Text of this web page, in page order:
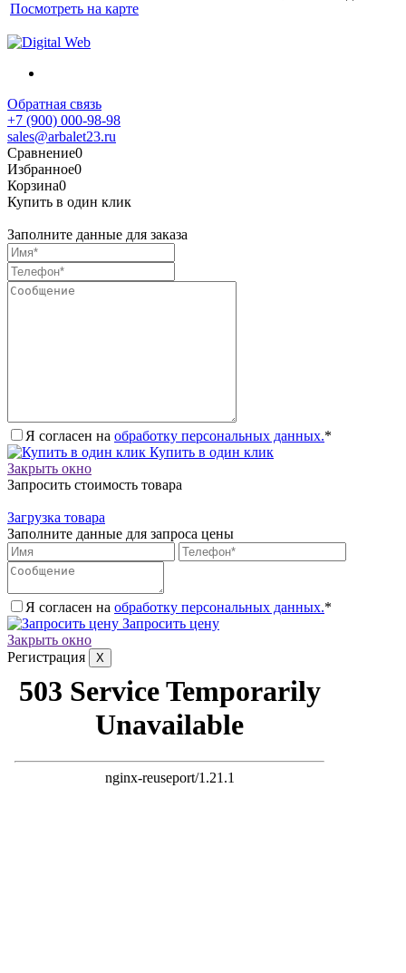
Посмотреть на карте
Обратная связь
+7 (900) 000-98-98
sales@arbalet23.ru
Сравнение0
Избранное0
Корзина0
Купить в один клик
Заполните данные для заказа
Я согласен на обработку персональных данных.*
Купить в один клик
Закрыть окно
Запросить стоимость товара
Загрузка товара
Заполните данные для запроса цены
Я согласен на обработку персональных данных.*
Запросить цену
Закрыть окно
Регистрация
X